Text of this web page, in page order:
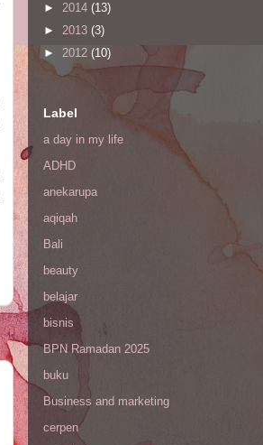
► 2014 (13)
► 2013 (3)
► 2012 (10)
Label
a day in my life
ADHD
anekarupa
aqiqah
Bali
beauty
belajar
bisnis
BPN Ramadan 2025
buku
Business and marketing
cerpen